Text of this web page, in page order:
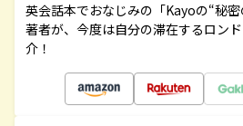
英会話本でおなじみの「Kayoの“秘
著者が、今度は自分の滞在するロン
介！